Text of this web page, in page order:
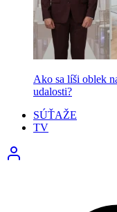
Ako sa líši oblek
udalosti?
SÚŤAŽE
TV